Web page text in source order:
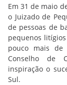
Em 31 de maio
o Juizado de
de pessoas de
pequenos
pouco mais
Conselho de
inspiração o
Sul.